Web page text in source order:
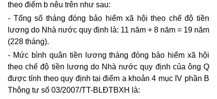
theo điểm b nêu trên như sau:
- Tổng số tháng đóng bảo hiểm xã hội theo chế độ tiền
lương do Nhà nước quy định là: 11 năm + 8 năm = 19 năm
(228 tháng).
- Mức bình quân tiền lương tháng đóng bảo hiểm xã hội
theo chế độ tiền lương do Nhà nước quy định của ông Q
được tính theo quy định tại điểm a khoản 4 mục IV phần B
Thông tư số 03/2007/TT-BLĐTBXH là: